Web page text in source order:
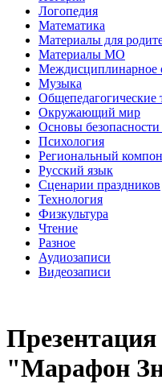
Логопедия
Математика
Материалы для
Материалы МО
Междисциплинарное
Музыка
Общепедагогические
Окружающий мир
Основы безопасности
Психология
Региональный
Русский язык
Сценарии праздников
Технология
Физкультура
Чтение
Разное
Аудиозаписи
Видеозаписи
"Марафон